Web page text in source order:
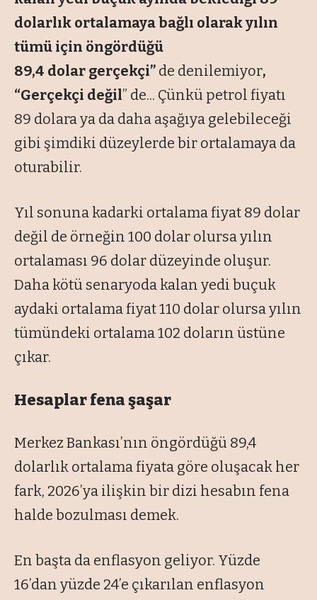
dolarlık ortalamaya bağlı olarak yılın
tümü için öngördüğü
89,4 dolar gerçekçi” de denilemiyor,
“Gerçekçi değil” de... Çünkü petrol fiyatı
89 dolara ya da daha aşağıya gelebileceği
gibi şimdiki düzeylerde bir ortalamaya da
oturabilir.
Yıl sonuna kadarki ortalama fiyat 89 dolar
değil de örneğin 100 dolar olursa yılın
ortalaması 96 dolar düzeyinde oluşur.
Daha kötü senaryoda kalan yedi buçuk
aydaki ortalama fiyat 110 dolar olursa yılın
tümündeki ortalama 102 doların üstüne
çıkar.
Hesaplar fena şaşar
Merkez Bankası’nın öngördüğü 89,4
dolarlık ortalama fiyata göre oluşacak her
fark, 2026’ya ilişkin bir dizi hesabın fena
halde bozulması demek.
En başta da enflasyon geliyor. Yüzde
16’dan yüzde 24’e çıkarılan enflasyon